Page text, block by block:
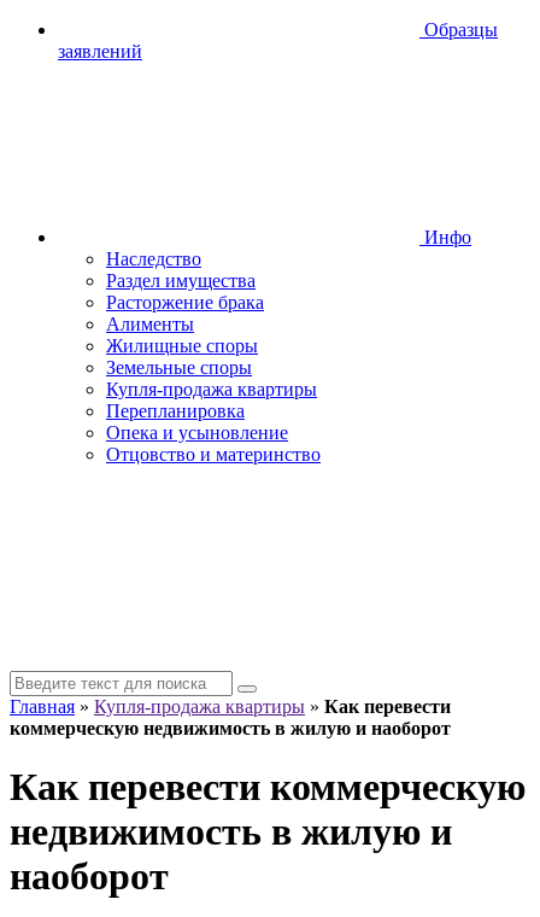
Образцы
заявлений
Инфо
Наследство
Раздел имущества
Расторжение брака
Алименты
Жилищные споры
Земельные споры
Купля-продажа квартиры
Перепланировка
Опека и усыновление
Отцовство и материнство
Главная » Купля-продажа квартиры » Как перевести
коммерческую недвижимость в жилую и наоборот
Как перевести коммерческую
недвижимость в жилую и
наоборот